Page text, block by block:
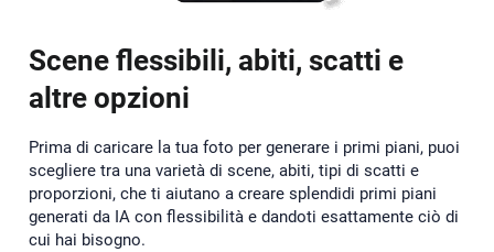
Scene flessibili, abiti, scatti e
altre opzioni
Prima di caricare la tua foto per generare i primi piani, puoi
scegliere tra una varietà di scene, abiti, tipi di scatti e
proporzioni, che ti aiutano a creare splendidi primi piani
generati da IA con flessibilità e dandoti esattamente ciò di
cui hai bisogno.